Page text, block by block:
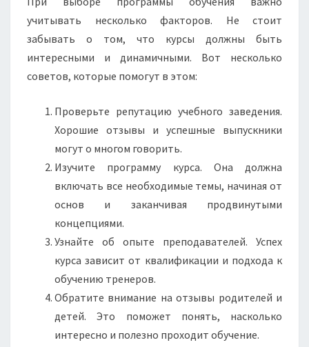
учитывать несколько факторов. Не стоит
забывать о том, что курсы должны быть
интересными и динамичными. Вот несколько
советов, которые помогут в этом:
Проверьте репутацию учебного заведения.
Хорошие отзывы и успешные выпускники
могут о многом говорить.
Изучите программу курса. Она должна
включать все необходимые темы, начиная от
основ и заканчивая продвинутыми
концепциями.
Узнайте об опыте преподавателей. Успех
курса зависит от квалификации и подхода к
обучению тренеров.
Обратите внимание на отзывы родителей и
детей. Это поможет понять, насколько
интересно и полезно проходит обучение.